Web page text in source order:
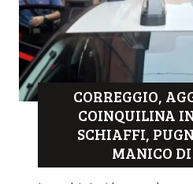
CORREGGIO,
COINQUILINA
SCHIAFFI,
MANICO DI